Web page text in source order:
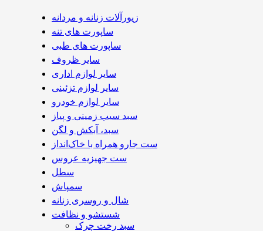
زیورآلات زنانه و مردانه
ساپورت های تنه
ساپورت های طبی
سایر ظروف
سایر لوازم اداری
سایر لوازم تزئینی
سایر لوازم خودرو
سبد سیب زمینی و پیاز
سبد، آبکش و لگن
ست جارو همراه با خاک‌انداز
ست جهیزیه عروس
سطل
سمپاش
شال و روسری زنانه
شستشو و نظافت
سبد رخت چرک